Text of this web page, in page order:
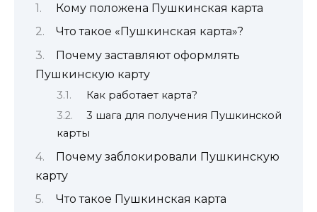
Кому положена Пушкинская карта
Что такое «Пушкинская карта»?
Почему заставляют оформлять
Пушкинскую карту
Как работает карта?
3 шага для получения Пушкинской
карты
Почему заблокировали Пушкинскую
карту
Что такое Пушкинская карта